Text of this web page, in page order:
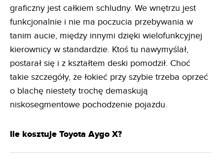
graficzny jest całkiem schludny. We wnętrzu jest
funkcjonalnie i nie ma poczucia przebywania w
tanim aucie, między innymi dzięki wielofunkcyjnej
kierownicy w standardzie. Ktoś tu nawymyślał,
postarał się i z kształtem deski pomodził. Choć
takie szczegóły, że łokieć przy szybie trzeba oprzeć
o blachę niestety trochę demaskują
niskosegmentowe pochodzenie pojazdu.
Ile kosztuje Toyota Aygo X?